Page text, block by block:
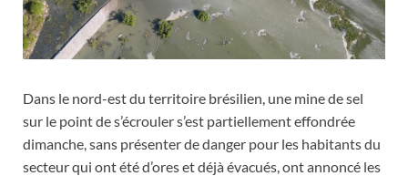
Dans le nord-est du territoire brésilien, une mine de sel
sur le point de s’écrouler s’est partiellement effondrée
dimanche, sans présenter de danger pour les habitants du
secteur qui ont été d’ores et déjà évacués, ont annoncé les